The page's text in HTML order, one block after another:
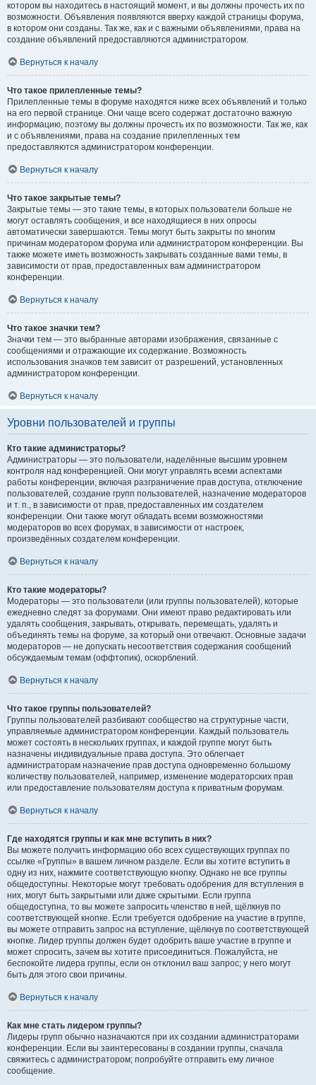
котором вы находитесь в настоящий момент, и вы должны прочесть их по
возможности. Объявления появляются вверху каждой страницы форума,
в котором они созданы. Так же, как и с важными объявлениями, права на
создание объявлений предоставляются администратором.
Вернуться к началу
Что такое прилепленные темы?
Прилепленные темы в форуме находятся ниже всех объявлений и только
на его первой странице. Они чаще всего содержат достаточно важную
информацию, поэтому вы должны прочесть их по возможности. Так же, как
и с объявлениями, права на создание прилепленных тем
предоставляются администратором конференции.
Вернуться к началу
Что такое закрытые темы?
Закрытые темы — это такие темы, в которых пользователи больше не
могут оставлять сообщения, и все находящиеся в них опросы
автоматически завершаются. Темы могут быть закрыты по многим
причинам модератором форума или администратором конференции. Вы
также можете иметь возможность закрывать созданные вами темы, в
зависимости от прав, предоставленных вам администратором
конференции.
Вернуться к началу
Что такое значки тем?
Значки тем — это выбранные авторами изображения, связанные с
сообщениями и отражающие их содержание. Возможность
использования значков тем зависит от разрешений, установленных
администратором конференции.
Вернуться к началу
Уровни пользователей и группы
Кто такие администраторы?
Администраторы — это пользователи, наделённые высшим уровнем
контроля над конференцией. Они могут управлять всеми аспектами
работы конференции, включая разграничение прав доступа, отключение
пользователей, создание групп пользователей, назначение модераторов
и т. п., в зависимости от прав, предоставленных им создателем
конференции. Они также могут обладать всеми возможностями
модераторов во всех форумах, в зависимости от настроек,
произведённых создателем конференции.
Вернуться к началу
Кто такие модераторы?
Модераторы — это пользователи (или группы пользователей), которые
ежедневно следят за форумами. Они имеют право редактировать или
удалять сообщения, закрывать, открывать, перемещать, удалять и
объединять темы на форуме, за который они отвечают. Основные задачи
модераторов — не допускать несоответствия содержания сообщений
обсуждаемым темам (оффтопик), оскорблений.
Вернуться к началу
Что такое группы пользователей?
Группы пользователей разбивают сообщество на структурные части,
управляемые администратором конференции. Каждый пользователь
может состоять в нескольких группах, и каждой группе могут быть
назначены индивидуальные права доступа. Это облегчает
администраторам назначение прав доступа одновременно большому
количеству пользователей, например, изменение модераторских прав
или предоставление пользователям доступа к приватным форумам.
Вернуться к началу
Где находятся группы и как мне вступить в них?
Вы можете получить информацию обо всех существующих группах по
ссылке «Группы» в вашем личном разделе. Если вы хотите вступить в
одну из них, нажмите соответствующую кнопку. Однако не все группы
общедоступны. Некоторые могут требовать одобрения для вступления в
них, могут быть закрытыми или даже скрытыми. Если группа
общедоступна, то вы можете запросить членство в ней, щёлкнув по
соответствующей кнопке. Если требуется одобрение на участие в группе,
вы можете отправить запрос на вступление, щёлкнув по соответствующей
кнопке. Лидер группы должен будет одобрить ваше участие в группе и
может спросить, зачем вы хотите присоединиться. Пожалуйста, не
беспокойте лидера группы, если он отклонил ваш запрос; у него могут
быть для этого свои причины.
Вернуться к началу
Как мне стать лидером группы?
Лидеры групп обычно назначаются при их создании администраторами
конференции. Если вы заинтересованы в создании группы, сначала
свяжитесь с администратором; попробуйте отправить ему личное
сообщение.